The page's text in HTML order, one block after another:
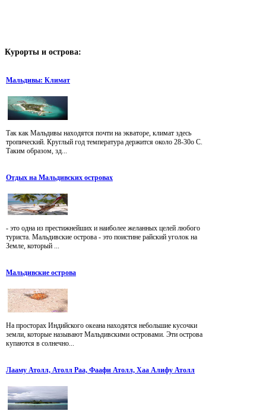
Курорты и острова:
Мальдивы: Климат
Так как Мальдивы находятся почти на экваторе, климат здесь
тропический. Круглый год температура держится около 28-30о С.
Таким образом, зд...
Отдых на Мальдивских островах
- это одна из престижнейших и наиболее желанных целей любого
туриста. Мальдивские острова - это поистине райский уголок на
Земле, который ...
Мальдивские острова
На просторах Индийского океана находятся небольшие кусочки
земли, которые называют Мальдивскими островами. Эти острова
купаются в солнечно...
Лааму Атолл, Атолл Раа, Фаафи Атолл, Хаа Алифу Атолл